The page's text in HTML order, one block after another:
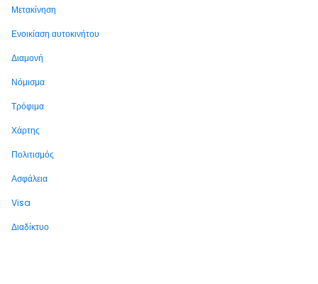
Μετακίνηση
Ενοικίαση αυτοκινήτου
Διαμονή
Νόμισμα
Τρόφιμα
Χάρτης
Πολιτισμός
Ασφάλεια
Visa
Διαδίκτυο